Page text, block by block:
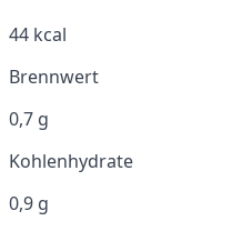
44 kcal
Brennwert
0,7 g
Kohlenhydrate
0,9 g